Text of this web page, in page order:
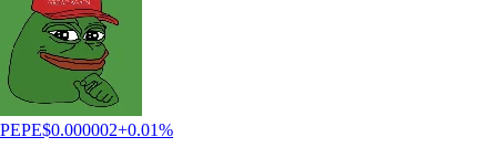
PEPE$0.000002+0.01%